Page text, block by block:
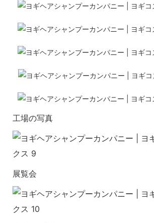
工場の写真
展覧会